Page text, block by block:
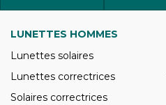
LUNETTES HOMMES
Lunettes solaires
Lunettes correctrices
Solaires correctrices